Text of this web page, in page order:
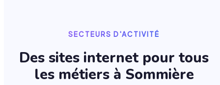
SECTEURS D'ACTIVITÉ
Des sites internet pour tous
les métiers à Sommière